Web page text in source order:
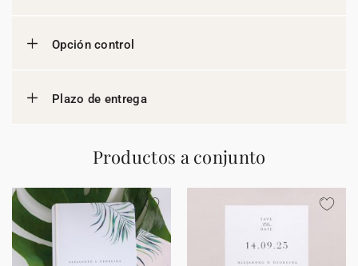
Opción control
Plazo de entrega
Productos a conjunto